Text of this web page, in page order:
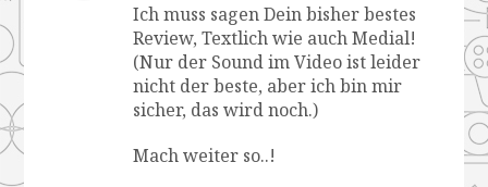
Ich muss sagen Dein bisher bestes
Review, Textlich wie auch Medial!
(Nur der Sound im Video ist leider
nicht der beste, aber ich bin mir
sicher, das wird noch.)
Mach weiter so..!